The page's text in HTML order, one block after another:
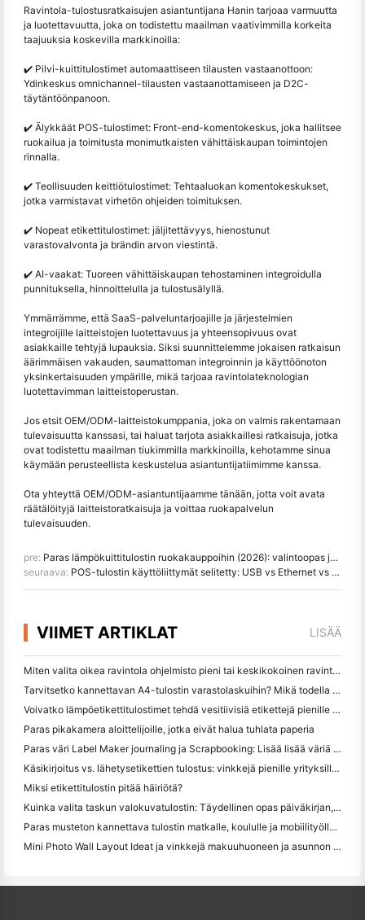
Ravintola-tulostusratkaisujen asiantuntijana Hanin tarjoaa varmuutta
ja luotettavuutta, joka on todistettu maailman vaativimmilla korkeita
taajuuksia koskevilla markkinoilla:
✔️ Pilvi-kuittitulostimet automaattiseen tilausten vastaanottoon:
Ydinkeskus omnichannel-tilausten vastaanottamiseen ja D2C-
täytäntöönpanoon.
✔️ Älykkäät POS-tulostimet: Front-end-komentokeskus, joka hallitsee
ruokailua ja toimitusta monimutkaisten vähittäiskaupan toimintojen
rinnalla.
✔️ Teollisuuden keittiötulostimet: Tehtaaluokan komentokeskukset,
jotka varmistavat virhetön ohjeiden toimituksen.
✔️ Nopeat etikettitulostimet: jäljitettävyys, hienostunut
varastovalvonta ja brändin arvon viestintä.
✔️ AI-vaakat: Tuoreen vähittäiskaupan tehostaminen integroidulla
punnituksella, hinnoittelulla ja tulostusälyllä.
Ymmärrämme, että SaaS-palveluntarjoajille ja järjestelmien
integroijille laitteistojen luotettavuus ja yhteensopivuus ovat
asiakkaille tehtyjä lupauksia. Siksi suunnittelemme jokaisen ratkaisun
äärimmäisen vakauden, saumattoman integroinnin ja käyttöönoton
yksinkertaisuuden ympärille, mikä tarjoaa ravintolateknologian
luotettavimman laitteistoperustan.
Jos etsit OEM/ODM-laitteistokumppania, joka on valmis rakentamaan
tulevaisuutta kanssasi, tai haluat tarjota asiakkaillesi ratkaisuja, jotka
ovat todistettu maailman tiukimmilla markkinoilla, kehotamme sinua
käymään perusteellista keskustelua asiantuntijatiimimme kanssa.
Ota yhteyttä OEM/ODM-asiantuntijaamme tänään, jotta voit avata
räätälöityjä laitteistoratkaisuja ja voittaa ruokapalvelun
tulevaisuuden.
pre: Paras lämpökuittitulostin ruokakauppoihin (2026): valintoopas ja parhaat valinnat
seuraava: POS-tulostin käyttöliittymät selitetty: USB vs Ethernet vs Bluetooth Hanin ((HPRT) opas
VIIMET ARTIKLAT LISÄÄ
Miten valita oikea ravintola ohjelmisto pieni tai keskikokoinen ravintola
Tarvitsetko kannettavan A4-tulostin varastolaskuihin? Mikä todella toimii
Voivatko lämpöetikettitulostimet tehdä vesitiivisiä etikettejä pienille yritystuotteille?
Paras pikakamera aloittelijoille, jotka eivät halua tuhlata paperia
Paras väri Label Maker journaling ja Scrapbooking: Lisää lisää väriä jokaiselle sivulle
Käsikirjoitus vs. lähetysetikettien tulostus: vinkkejä pienille yrityksille vuonna 2026
Miksi etikettitulostin pitää häiriötä?
Kuinka valita taskun valokuvatulostin: Täydellinen opas päiväkirjan, matkan ja iPhone-käyttäjille
Paras musteton kannettava tulostin matkalle, koululle ja mobiilityölle: Hanin MT620 Pro Review
Mini Photo Wall Layout Ideat ja vinkkejä makuuhuoneen ja asunnon koristelu